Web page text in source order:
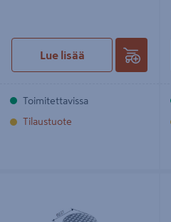
Lue lisää
Toimitettavissa
Tilaustuote